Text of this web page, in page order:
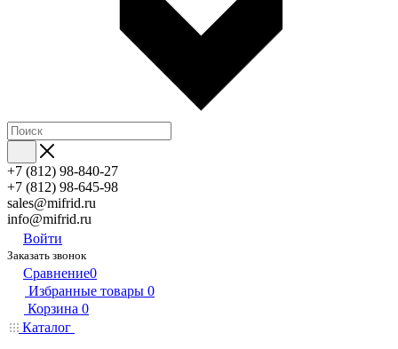
+7 (812) 98-840-27
+7 (812) 98-645-98
sales@mifrid.ru
info@mifrid.ru
Войти
Заказать звонок
Сравнение0
Избранные товары 0
Корзина 0
Каталог